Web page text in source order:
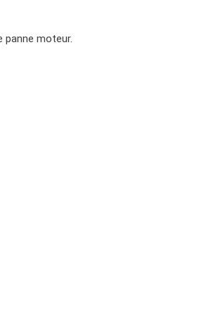
panne moteur.